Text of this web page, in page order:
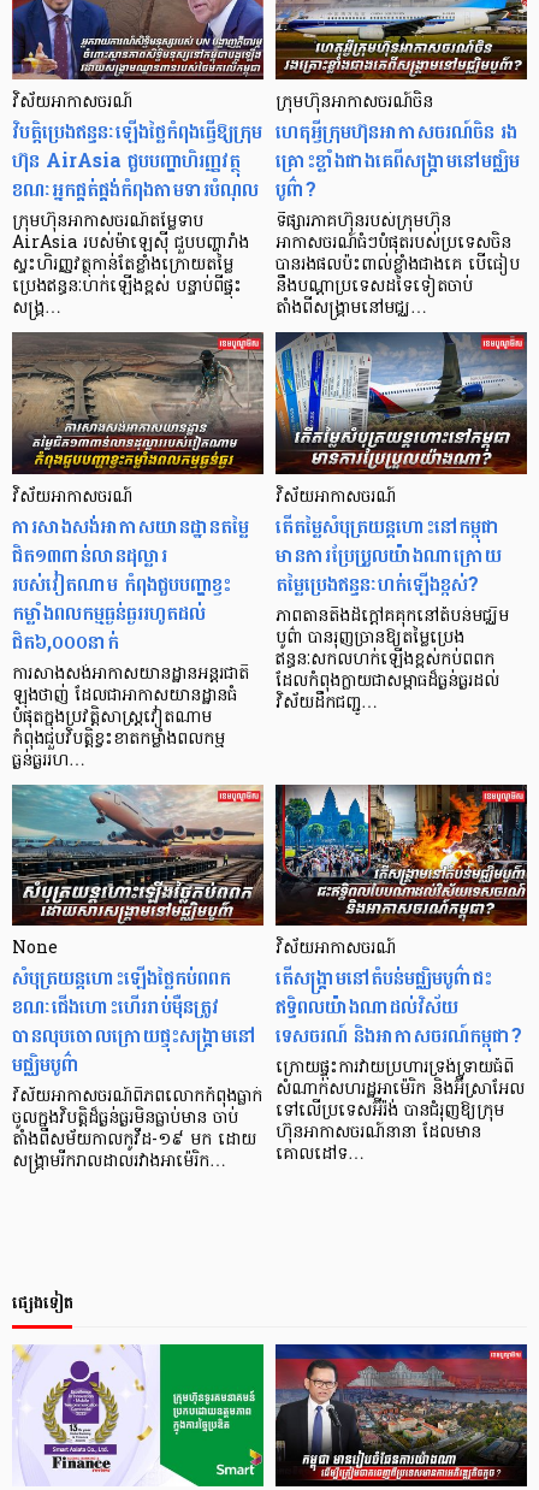
វិស័យអាកាសចរណ៍
វិបត្តិប្រេងឥន្ធនៈឡើងថ្លៃកំពុងធ្វើឱ្យក្រុម
ហ៊ុន AirAsia ជួបបញ្ហាហិរញ្ញវត្ថុ
ខណៈអ្នកផ្គត់ផ្គង់កំពុងតាមទារបំណុល
ក្រុមហ៊ុនអាកាសចរណ៍តម្លៃទាប
AirAsia របស់ម៉ាឡេស៊ី ជួបបញ្ហារាំង
ស្ទះហិរញ្ញវត្ថុកាន់តែខ្លាំងក្រោយតម្លៃ
ប្រេងឥន្ធនៈហក់ឡើងខ្ពស់ បន្ទាប់ពីផ្ទុះ
សង្គ្រ…
ក្រុមហ៊ុនអាកាសចរណ៍ចិន
ហេតុអ្វីក្រុមហ៊ុនអាកាសចរណ៍ចិន រង
គ្រោះខ្លាំងជាងគេពីសង្គ្រាមនៅមជ្ឈិម
បូព៌ា?
ទីផ្សារភាគហ៊ុនរបស់ក្រុមហ៊ុន
អាកាសចរណ៍ធំៗបំផុតរបស់ប្រទេសចិន
បានរងផលប៉ះពាល់ខ្លាំងជាងគេ បើធៀប
នឹងបណ្តាប្រទេសដទៃទៀតចាប់
តាំងពីសង្គ្រាមនៅមជ្ឈ…
វិស័យអាកាសចរណ៍
ការសាងសង់អាកាសយានដ្ឋានតម្លៃ
ជិត១៣ពាន់លានដុល្លារ
របស់វៀតណាម កំពុងជួបបញ្ហាខ្វះ
កម្លាំងពលកម្មធ្ងន់ធ្ងររហូតដល់
ជិត៦,០០០នាក់
ការសាងសង់អាកាសយានដ្ឋានអន្តរជាតិ
ឡុងថាញ់ ដែលជាអាកាសយានដ្ឋានធំ
បំផុតក្នុងប្រវត្តិសាស្ត្រវៀតណាម
កំពុងជួបវិបត្តិខ្វះខាតកម្លាំងពលកម្ម
ធ្ងន់ធ្ងររហ…
វិស័យអាកាសចរណ៍
តើតម្លៃសំបុត្រយន្តហោះនៅកម្ពុជា
មានការប្រែប្រួលយ៉ាងណាក្រោយ
តម្លៃប្រេងឥន្ធនៈហក់ឡើងខ្ពស់?
ភាពតានតឹងដ៏ក្តៅគគុកនៅតំបន់មជ្ឈិម
បូព៌ា បានរុញច្រានឱ្យតម្លៃប្រេង
ឥន្ធនៈសកលហក់ឡើងខ្ពស់កប់ពពក
ដែលកំពុងក្លាយជាសម្ពាធដ៏ធ្ងន់ធ្ងរដល់
វិស័យដឹកជញ្ជូ…
None
សំបុត្រយន្តហោះឡើងថ្លៃកប់ពពក
ខណៈជើងហោះហើររាប់ម៉ឺនត្រូវ
បានលុបចោលក្រោយផ្ទុះសង្គ្រាមនៅ
មជ្ឈិមបូព៌ា
វិស័យអាកាសចរណ៍ពិភពលោកកំពុងធ្លាក់
ចូលក្នុងវិបត្តិដ៏ធ្ងន់ធ្ងរមិនធ្លាប់មាន ចាប់
តាំងពីសម័យកាលកូវីដ-១៩ មក ដោយ
សង្គ្រាមរីករាលដាលរវាងអាម៉េរិក…
វិស័យអាកាសចរណ៍
តើសង្រ្គាមនៅតំបន់មជ្ឈិមបូព៌ាជះ
ឥទ្ធិពលយ៉ាងណាដល់វិស័យ
ទេសចរណ៍ និងអាកាសចរណ៍កម្ពុជា?
ក្រោយផ្ទុះការវាយប្រហារទ្រង់ទ្រាយធំពី
សំណាក់សហរដ្ឋអាម៉េរិក និងអ៊ីស្រាអែល
ទៅលើប្រទេសអ៊ីរ៉ង់ បានជំរុញឱ្យក្រុម
ហ៊ុនអាកាសចរណ៍នានា ដែលមាន
គោលដៅទ…
ផ្សេងទៀត